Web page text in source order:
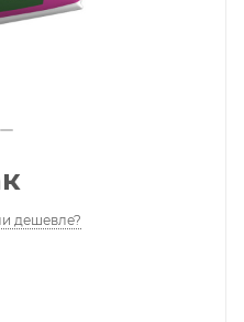
дешевле?